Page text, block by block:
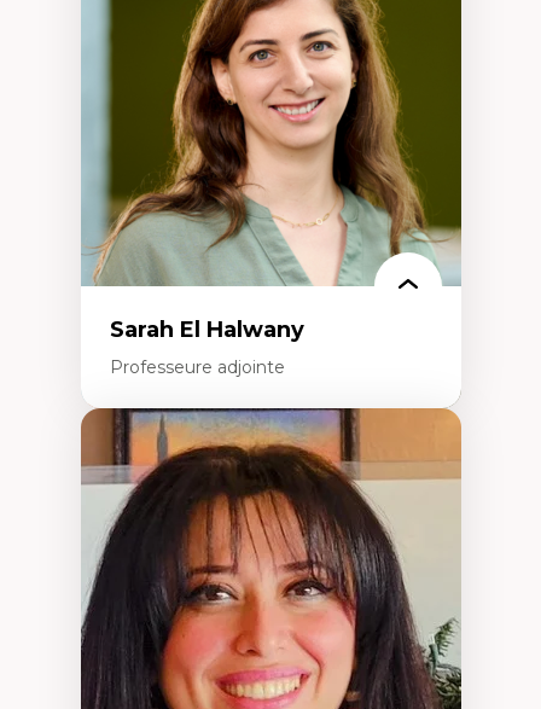
Décolonisation et autochtonisation de la
formation à l’enseignement
Littératie et didactique du français
Éducation inclusive
Formation à l’enseignement en contexte
francophone minoritaire
Identité linguistique et culturelle
Recherche-action et approches
participatives
Leadership éducatif et pratiques réflexives
Éducation durable et bien-être en
enseignement
Sarah El Halwany
Professeure adjointe
Expertises
Les apports pédagogiques des théories de
l'affect, du posthumanisme, du féminisme
dans l'éducation aux sciences
L'apprentissage des sciences/STIM dans une
perspective socioécologique de care
L’insertion professionnelle des
enseignant.e.s